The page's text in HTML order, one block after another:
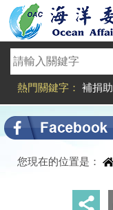
進入內容區塊
熱門關鍵字： 補捐助
您現在的位置是：